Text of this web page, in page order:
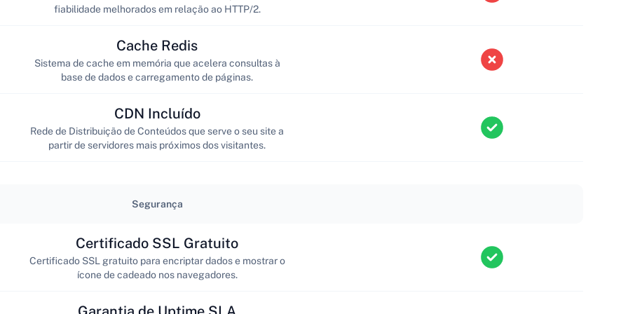
fiabilidade melhorados em relação ao HTTP/2.
Cache Redis
Sistema de cache em memória que acelera consultas à
base de dados e carregamento de páginas.
CDN Incluído
Rede de Distribuição de Conteúdos que serve o seu site a
partir de servidores mais próximos dos visitantes.
Segurança
Certificado SSL Gratuito
Certificado SSL gratuito para encriptar dados e mostrar o
ícone de cadeado nos navegadores.